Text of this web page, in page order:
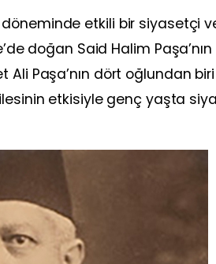
etkili bir siyasetçi
doğan Said Halim Paşa’nın
Ali Paşa’nın dört oğlundan
etkisiyle genç yaşta